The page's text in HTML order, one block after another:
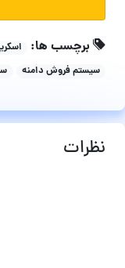
برچسب ها:
سیستم فروش دامنه
نظرات